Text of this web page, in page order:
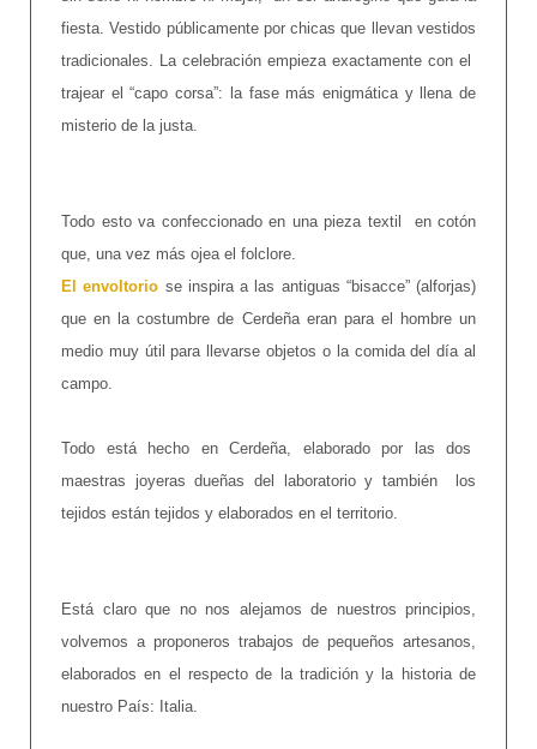
fiesta. Vestido públicamente por chicas que llevan vestidos
tradicionales. La celebración empieza exactamente con el
trajear el “capo corsa”: la fase más enigmática y llena de
misterio de la justa.
Todo esto va confeccionado en una pieza textil en cotón
que, una vez más ojea el folclore.
El envoltorio se inspira a las antiguas “bisacce” (alforjas)
que en la costumbre de Cerdeña eran para el hombre un
medio muy útil para llevarse objetos o la comida del día al
campo.
Todo está hecho en Cerdeña, elaborado por las dos
maestras joyeras dueñas del laboratorio y también los
tejidos están tejidos y elaborados en el territorio.
Está claro que no nos alejamos de nuestros principios,
volvemos a proponeros trabajos de pequeños artesanos,
elaborados en el respecto de la tradición y la historia de
nuestro País: Italia.